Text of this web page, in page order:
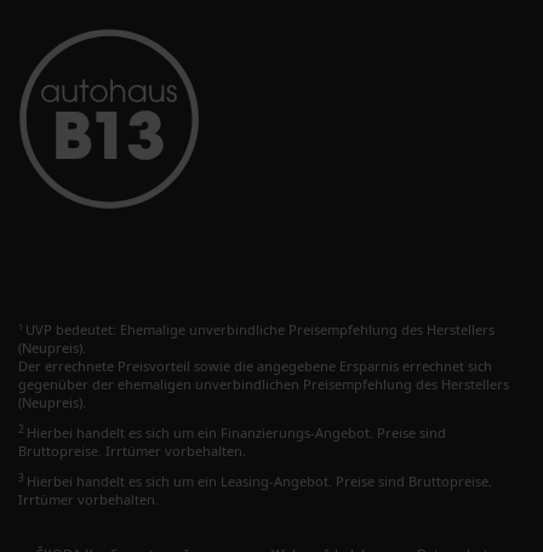
1 UVP bedeutet: Ehemalige unverbindliche Preisempfehlung des Herstellers
(Neupreis).
Der errechnete Preisvorteil sowie die angegebene Ersparnis errechnet sich
gegenüber der ehemaligen unverbindlichen Preisempfehlung des Herstellers
(Neupreis).
2 Hierbei handelt es sich um ein Finanzierungs-Angebot. Preise sind
Bruttopreise. Irrtümer vorbehalten.
3 Hierbei handelt es sich um ein Leasing-Angebot. Preise sind Bruttopreise.
Irrtümer vorbehalten.